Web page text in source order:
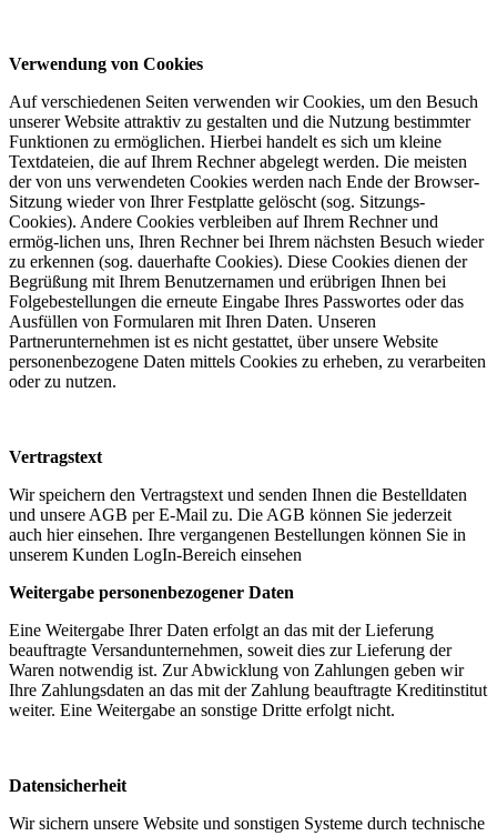
Verwendung von Cookies
Auf verschiedenen Seiten verwenden wir Cookies, um den Besuch
unserer Website attraktiv zu gestalten und die Nutzung bestimmter
Funktionen zu ermöglichen. Hierbei handelt es sich um kleine
Textdateien, die auf Ihrem Rechner abgelegt werden. Die meisten
der von uns verwendeten Cookies werden nach Ende der Browser-
Sitzung wieder von Ihrer Festplatte gelöscht (sog. Sitzungs-
Cookies). Andere Cookies verbleiben auf Ihrem Rechner und
ermög-lichen uns, Ihren Rechner bei Ihrem nächsten Besuch wieder
zu erkennen (sog. dauerhafte Cookies). Diese Cookies dienen der
Begrüßung mit Ihrem Benutzernamen und erübrigen Ihnen bei
Folgebestellungen die erneute Eingabe Ihres Passwortes oder das
Ausfüllen von Formularen mit Ihren Daten. Unseren
Partnerunternehmen ist es nicht gestattet, über unsere Website
personenbezogene Daten mittels Cookies zu erheben, zu verarbeiten
oder zu nutzen.
Vertragstext
Wir speichern den Vertragstext und senden Ihnen die Bestelldaten
und unsere AGB per E-Mail zu. Die AGB können Sie jederzeit
auch hier einsehen. Ihre vergangenen Bestellungen können Sie in
unserem Kunden LogIn-Bereich einsehen
Weitergabe personenbezogener Daten
Eine Weitergabe Ihrer Daten erfolgt an das mit der Lieferung
beauftragte Versandunternehmen, soweit dies zur Lieferung der
Waren notwendig ist. Zur Abwicklung von Zahlungen geben wir
Ihre Zahlungsdaten an das mit der Zahlung beauftragte Kreditinstitut
weiter. Eine Weitergabe an sonstige Dritte erfolgt nicht.
Datensicherheit
Wir sichern unsere Website und sonstigen Systeme durch technische